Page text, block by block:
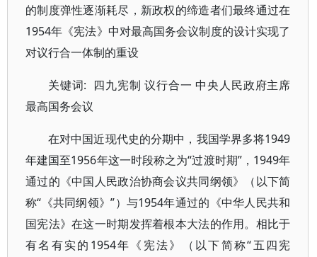
的制度弹性逐渐耗尽，新政权的缔造者们最终通过在
1954年《宪法》中对最高国务会议制度的设计实现了
对议行合一体制的重设
关键词: 四九宪制 议行合一 中央人民政府主席
最高国务会议
在对中国近现代史的分期中，我国学界多将1949
年建国至1956年这一时段称之为“过渡时期”，1949年
通过的《中国人民政治协商会议共同纲领》（以下简
称“《共同纲领》”）与1954年通过的《中华人民共和
国宪法》在这一时期发挥着根本大法的作用。相比于
有名有实的1954年《宪法》（以下简称“五四宪